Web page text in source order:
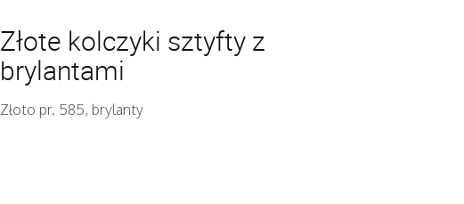
Złote kolczyki sztyfty z
brylantami
Złoto pr. 585, brylanty